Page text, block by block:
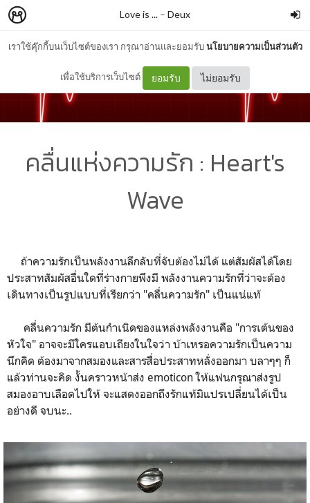
เราใช้คุ๊กกี้บนเว็บไซต์ของเรา กรุณาอ่านและยอมรับนโยบายความเป็นส่วนตัว
เพื่อใช้บริการเว็บไซต์ ยอมรับ ไม่ยอมรับ
Love is ... – Deux
คลื่นแห่งความรัก : Heart's
Wave
ถ้าความรักเป็นพลังงานลึกลับที่จับต้องไม่ได้ แต่สัมผัสได้โดย
ประสาทสัมผัสอื่นใดที่ร่างกายพึงมี พลังงานความรักที่ว่าจะต้อง
เดินทางเป็นรูปแบบที่เรียกว่า "คลื่นความรัก" เป็นแน่แท้
คลื่นความรัก มีต้นกำเนิดของแหล่งพลังงานคือ "การเต้นของ
หัวใจ" อาจจะมีใครแอบเถียงในใจว่า บ้าเหรอความรักเป็นความ
นึกคิด ต้องมาจากสมองและสารสื่อประสาทหลั่งออกมา บลาๆๆ ก็
แล้วท่านจะคิด งั้นคราวหน้าส่ง emoticon ให้แฟนกรุณาส่งรูป
สมองอาบเลือดไปให้ จะแสดงออกถึงรักแท้มิแปรเปลี่ยนได้เป็น
อย่างดี จบนะ..